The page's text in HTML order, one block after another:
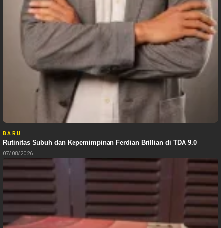
BARU
Rutinitas Subuh dan Kepemimpinan Ferdian Brillian di TDA 9.0
07/08/2026